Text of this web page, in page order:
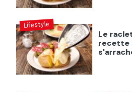
Le
recette
Lifestyle